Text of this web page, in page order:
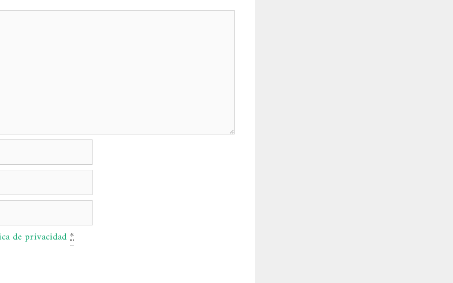
de privacidad*